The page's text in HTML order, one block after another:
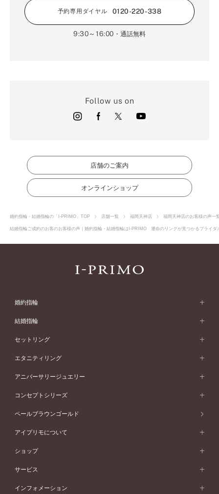
予約専用ダイヤル 0120-220-338
9:30～16:00 ・通話無料
Follow us on
店舗のご案内
オンラインショップ
婚約指輪・結婚指輪の「I-PRIMO」TOP 店舗一覧 福岡天神店 福岡天神店のお客様の声一
結婚指輪ご成約のお客のお客様の声｜婚約指輪・結婚指輪はI-PRIMO 運命のリングが見つかるブライ
婚約指輪
婚約指輪 (エンゲージリング)
婚約指輪一覧
ピンクゴールド
ペールブラウンゴールド
ウェーブライン
V字ライン
ワンサイドメレ
ダブルサイドメレ
シンプル
フェミニン
モード
50万円台～
40万円台～
30万円台～
婚約指輪 人気ランキング
婚約ネックレス
ダイヤモンドシェイプコレクション
結婚指輪
結婚指輪 (マリッジリング)
結婚指輪一覧
ピンクゴールド
ペールブラウンゴールド
ウェーブライン
V字ライン
ワンメレ
セベラルメレ
シンプル
フェミニン
モード
50万円～
40万円～50万円
セットリング
セットリング
セットリング一覧
ピンクゴールド
ペールブラウンゴールド
エタニティリング
エタニティリング
エタニティリング一覧
ピンクゴールド
ペールブラウンゴールド
アニバーサリージュエリー
アニバーサリージュエリー
アニバーサリージュエリー一覧
ファッションリング
ブレスレット
コンセプトシリーズ
コンセプトシリーズ
オリジンビリーフ
エトワル
スワハ
ペールブラウンゴールド
アイプリモについて
アイプリモについて
パーソナルハンド診断
デザインへのこだわり
ショップ
店舗一覧
北海道
サービス
プロポーズサポート
インフォメーション